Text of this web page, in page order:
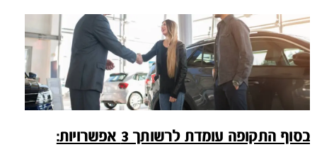
בסוף התקופה עומדת לרשותך 3 אפשרויות: